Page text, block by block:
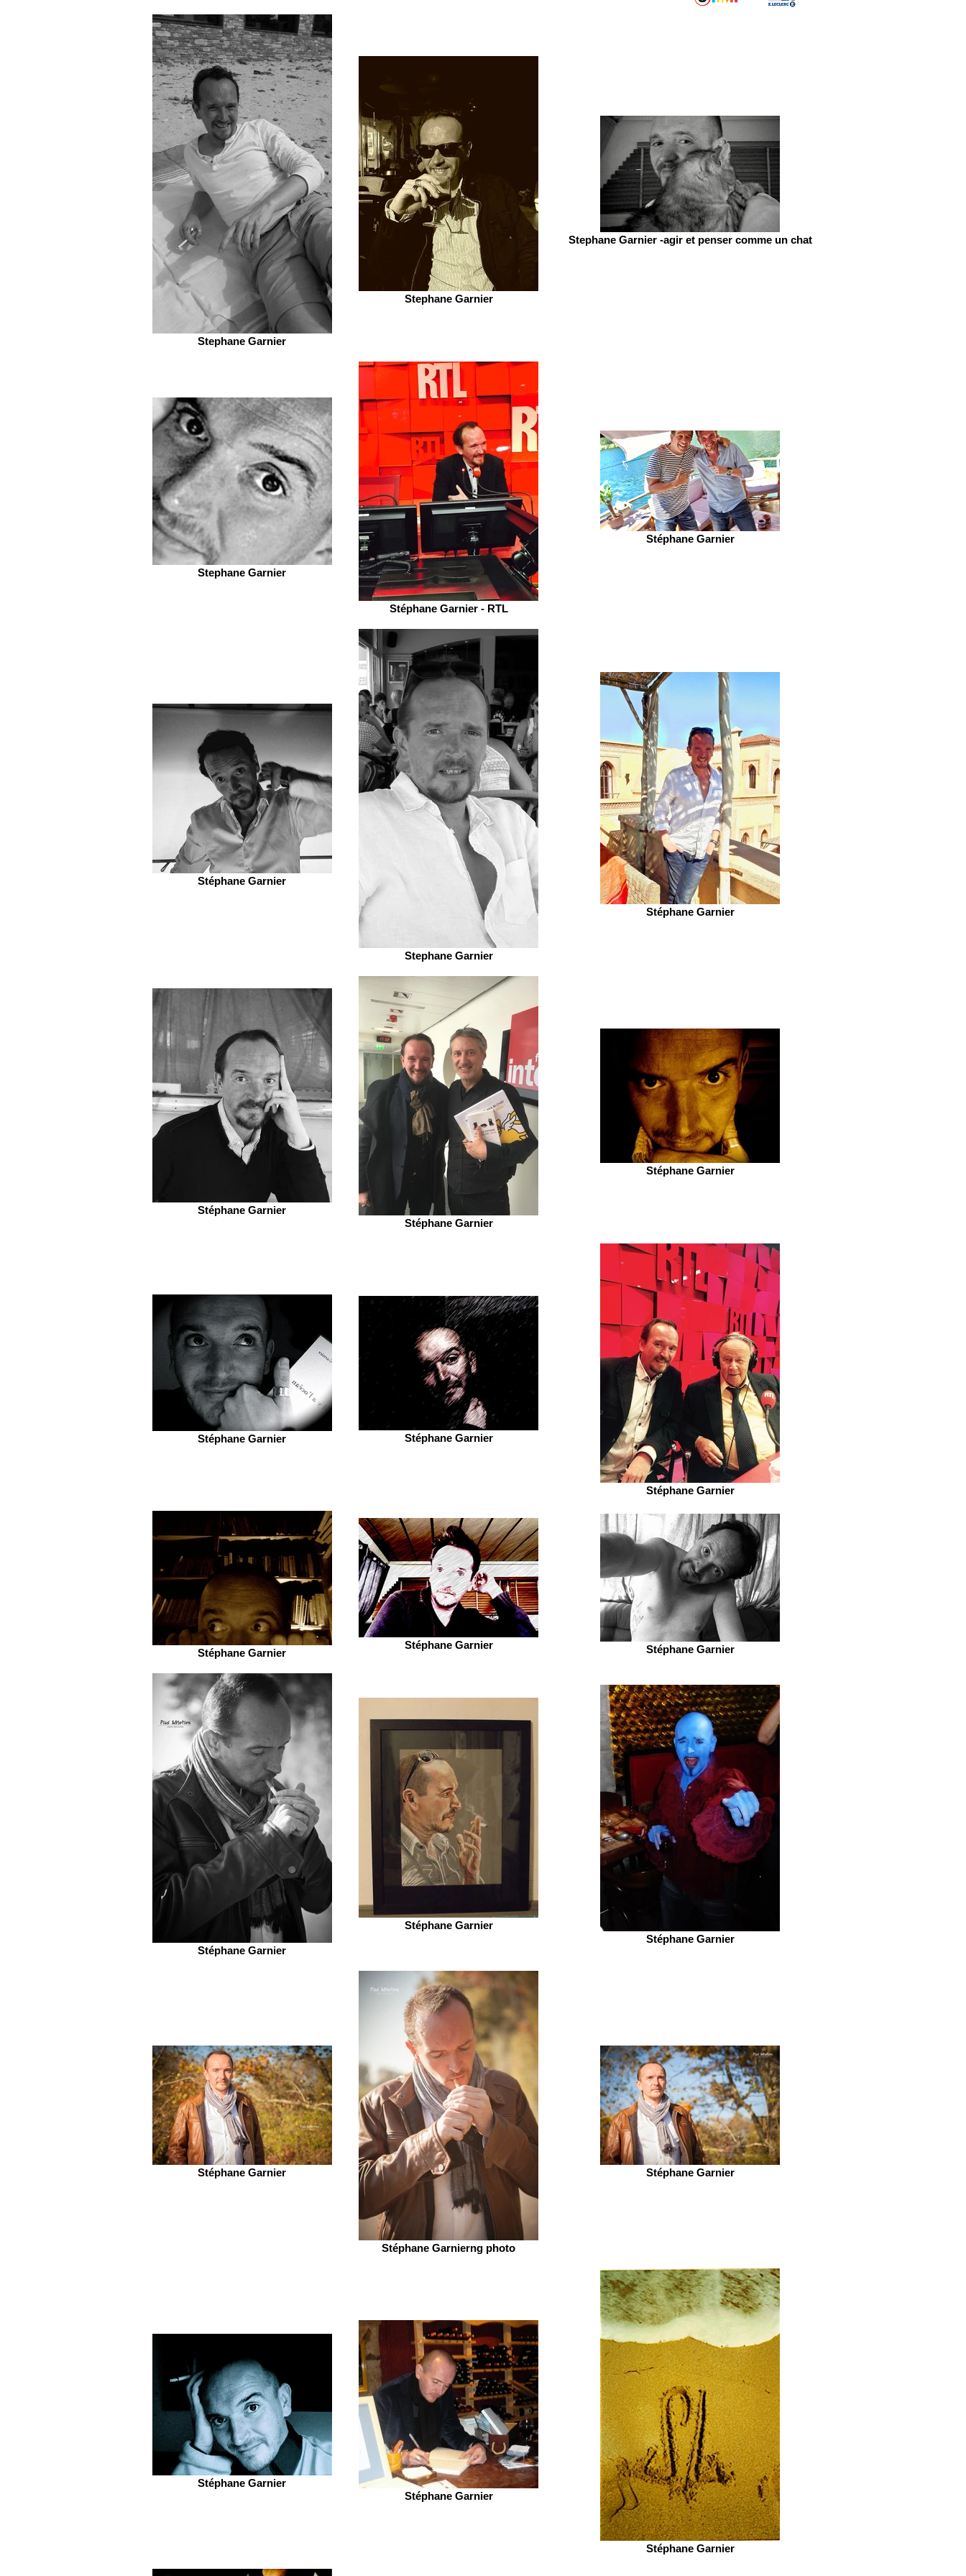
Stephane Garnier
Stephane Garnier
Stephane Garnier -agir et penser comme un chat
Stephane Garnier
Stéphane Garnier - RTL
Stéphane Garnier
Stéphane Garnier
Stephane Garnier
Stéphane Garnier
Stéphane Garnier
Stéphane Garnier
Stéphane Garnier
Stéphane Garnier Stéphane Garnier
Stéphane Garnier
Stéphane Garnier
Stéphane Garnier Stéphane Garnier
Stéphane Garnier
Stéphane Garnier
Stéphane Garnier
Stéphane Garnier
Stéphane Garnierng photo
Stéphane Garnier
Stéphane Garnier
Stéphane Garnier
Stéphane Garnier